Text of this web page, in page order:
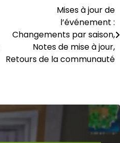
Mises à jour de
l’événement :
Changements par saison,
Notes de mise à jour,
Retours de la communauté